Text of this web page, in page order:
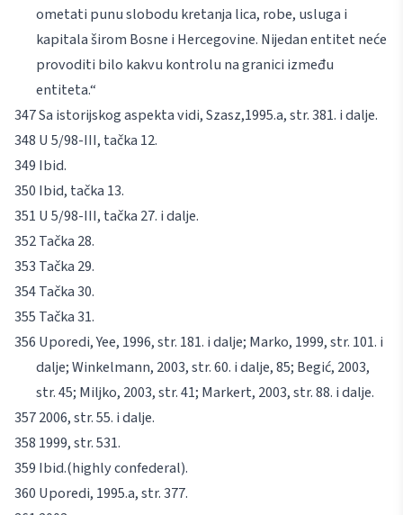
ometati punu slobodu kretanja lica, robe, usluga i
kapitala širom Bosne i Hercegovine. Nijedan entitet neće
provoditi bilo kakvu kontrolu na granici između
entiteta.“
Sa istorijskog aspekta vidi,Szasz,1995.a, str. 381. i dalje.
U 5/98-III, tačka 12.
Ibid.
Ibid, tačka 13.
U 5/98-III, tačka 27. i dalje.
Tačka 28.
Tačka 29.
Tačka 30.
Tačka 31.
Uporedi,Yee, 1996, str. 181. i dalje; Marko, 1999, str. 101. i
dalje;Winkelmann, 2003, str. 60. i dalje, 85; Begić, 2003,
str. 45; Miljko, 2003, str. 41; Markert, 2003, str. 88. i dalje.
2006, str. 55. i dalje.
1999, str. 531.
Ibid.(highly confederal).
Uporedi, 1995.a, str. 377.